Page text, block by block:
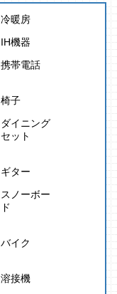
冷暖房
IH機器
携帯電話
椅子
ダイニング
セット
ギター
スノーボー
ド
バイク
溶接機